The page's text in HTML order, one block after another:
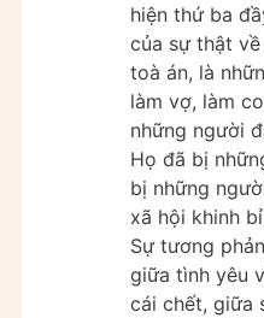
hiện thứ ba
của sự thật
toà án, là
làm vợ, làm
những người
Họ đã bị
bị những
xã hội khinh
Sự tương
giữa tình yêu
cái chết, giữa